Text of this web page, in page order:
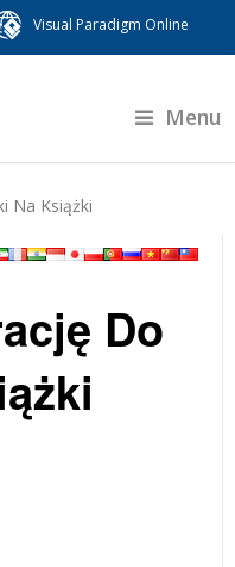
Visual Paradigm Online
Menu
Na Książki
Do